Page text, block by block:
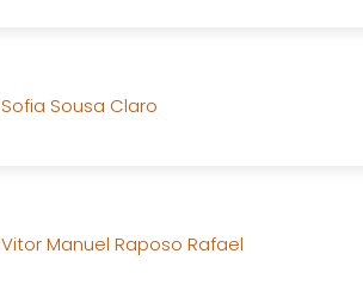
Sofia Sousa Claro
Vitor Manuel Raposo Rafael